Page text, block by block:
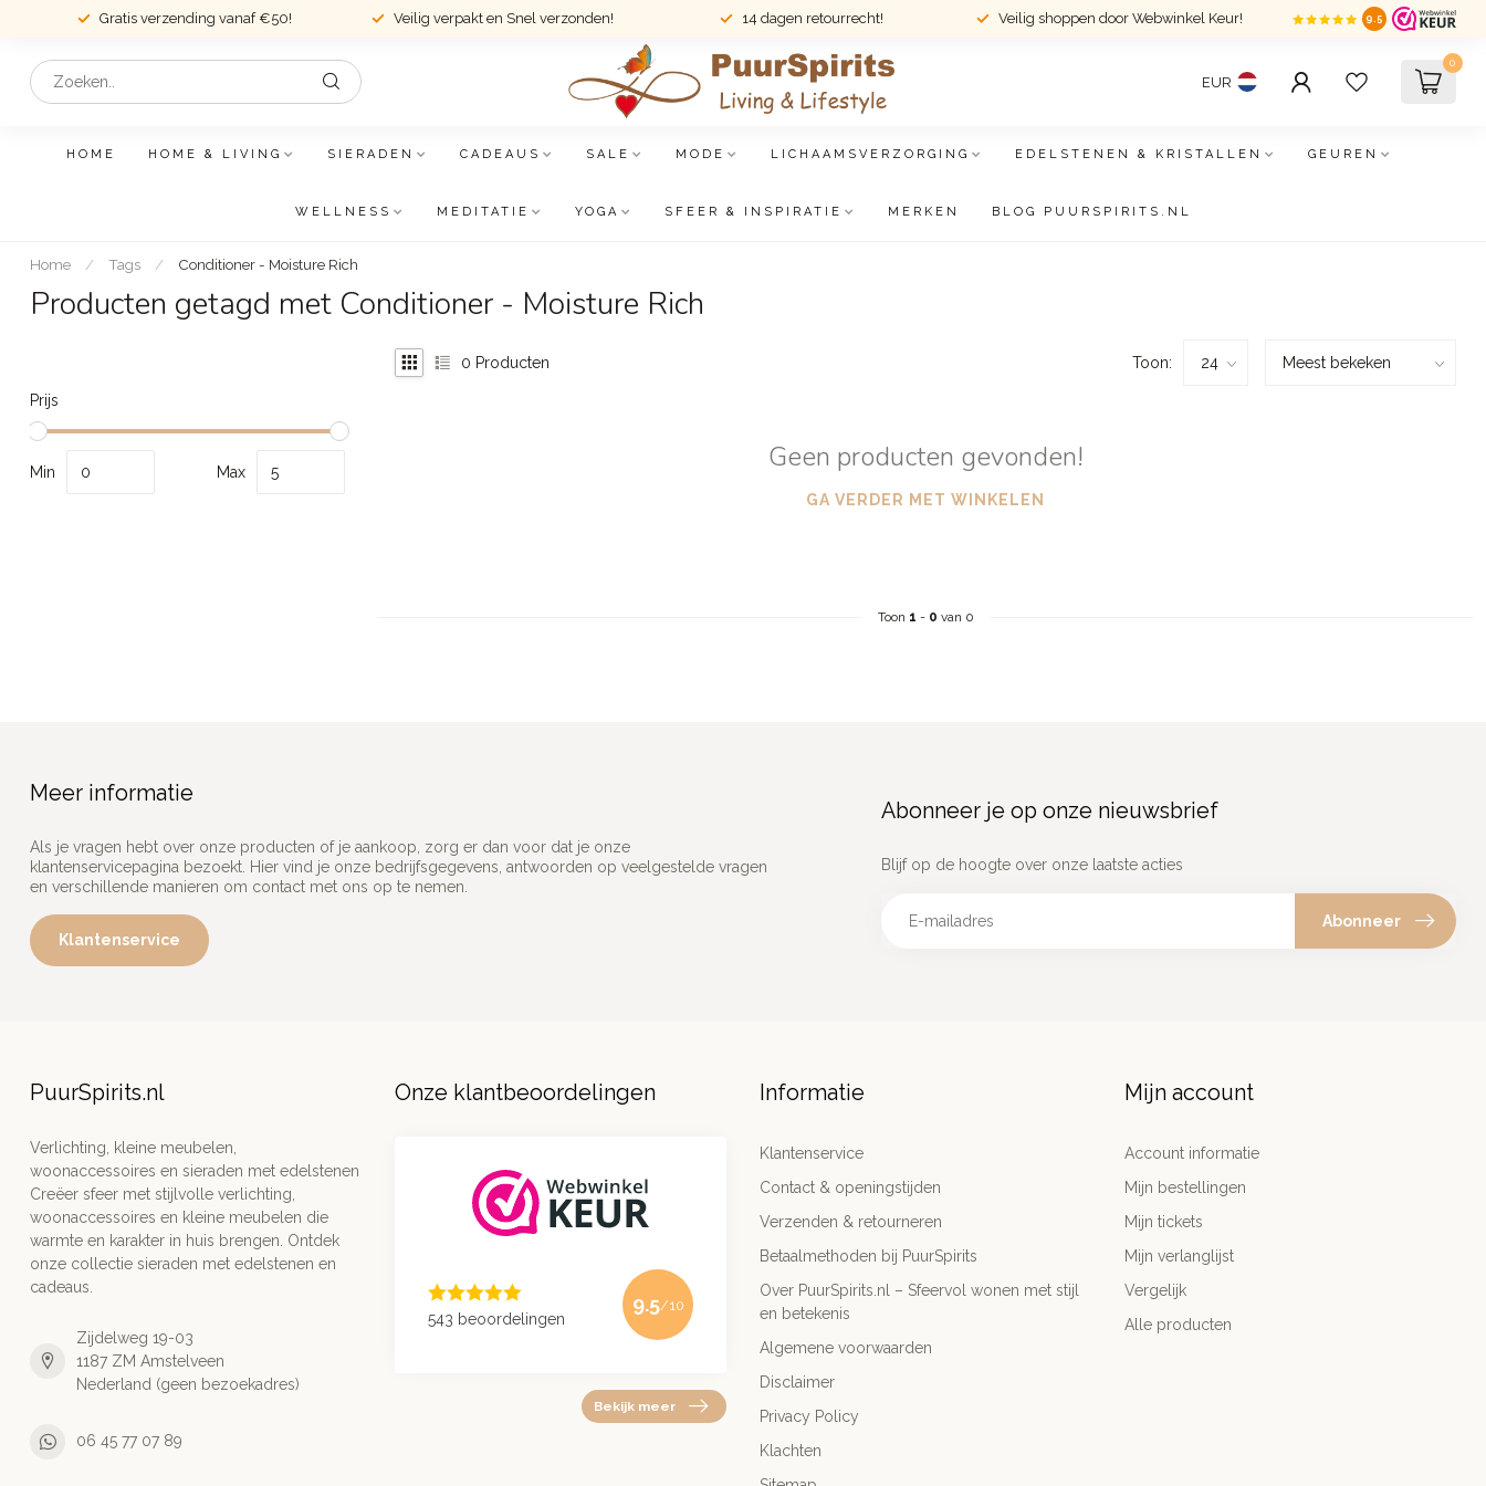
Gratis verzending vanaf €50! Veilig verpakt en Snel verzonden! 14 dagen retourrecht! Veilig shoppen door Webwinkel Keur! 9.5
EUR
0
HOME HOME & LIVING SIERADEN CADEAUS SALE MODE LICHAAMSVERZORGING EDELSTENEN & KRISTALLEN GEUREN
WELLNESS MEDITATIE YOGA SFEER & INSPIRATIE MERKEN BLOG PUURSPIRITS.NL
Home / Tags / Conditioner - Moisture Rich
Producten getagd met Conditioner - Moisture Rich
Prijs
Min Max
0 Producten Toon:
Geen producten gevonden!
GA VERDER MET WINKELEN
Toon 1 - 0 van 0
Meer informatie
Als je vragen hebt over onze producten of je aankoop, zorg er dan voor dat je onze
klantenservicepagina bezoekt. Hier vind je onze bedrijfsgegevens, antwoorden op veelgestelde vragen
en verschillende manieren om contact met ons op te nemen.
Klantenservice
Abonneer je op onze nieuwsbrief
Blijf op de hoogte over onze laatste acties
Abonneer
PuurSpirits.nl
Verlichting, kleine meubelen,
woonaccessoires en sieraden met edelstenen
Creëer sfeer met stijlvolle verlichting,
woonaccessoires en kleine meubelen die
warmte en karakter in huis brengen. Ontdek
onze collectie sieraden met edelstenen en
cadeaus.
Zijdelweg 19-03
1187 ZM Amstelveen
Nederland (geen bezoekadres)
06 45 77 07 89
Onze klantbeoordelingen
543 beoordelingen
9.5/10
Bekijk meer
Informatie
Klantenservice
Contact & openingstijden
Verzenden & retourneren
Betaalmethoden bij PuurSpirits
Over PuurSpirits.nl – Sfeervol wonen met stijl
en betekenis
Algemene voorwaarden
Disclaimer
Privacy Policy
Klachten
Mijn account
Account informatie
Mijn bestellingen
Mijn tickets
Mijn verlanglijst
Vergelijk
Alle producten